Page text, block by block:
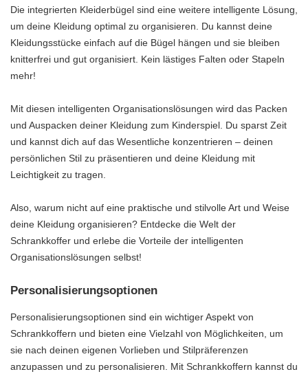
Die integrierten Kleiderbügel sind eine weitere intelligente Lösung,
um deine Kleidung optimal zu organisieren. Du kannst deine
Kleidungsstücke einfach auf die Bügel hängen und sie bleiben
knitterfrei und gut organisiert. Kein lästiges Falten oder Stapeln
mehr!
Mit diesen intelligenten Organisationslösungen wird das Packen
und Auspacken deiner Kleidung zum Kinderspiel. Du sparst Zeit
und kannst dich auf das Wesentliche konzentrieren – deinen
persönlichen Stil zu präsentieren und deine Kleidung mit
Leichtigkeit zu tragen.
Also, warum nicht auf eine praktische und stilvolle Art und Weise
deine Kleidung organisieren? Entdecke die Welt der
Schrankkoffer und erlebe die Vorteile der intelligenten
Organisationslösungen selbst!
Personalisierungsoptionen
Personalisierungsoptionen sind ein wichtiger Aspekt von
Schrankkoffern und bieten eine Vielzahl von Möglichkeiten, um
sie nach deinen eigenen Vorlieben und Stilpräferenzen
anzupassen und zu personalisieren. Mit Schrankkoffern kannst du